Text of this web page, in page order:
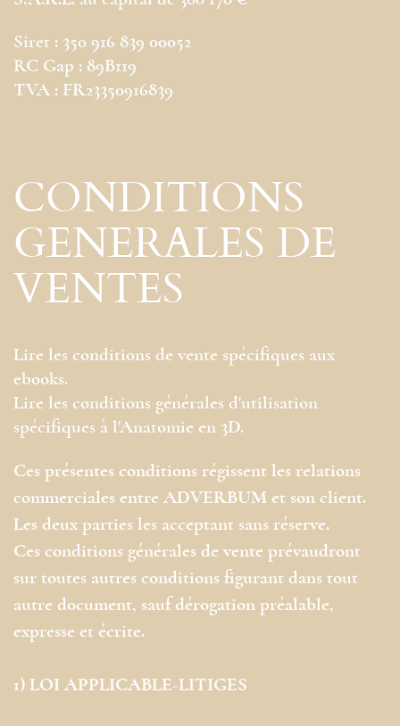
Siret : 350 916 839 00052
RC Gap : 89B119
TVA : FR23350916839
CONDITIONS
GENERALES DE
VENTES
Lire les conditions de vente spécifiques aux
ebooks.
Lire les conditions générales d'utilisation
spécifiques à l'Anatomie en 3D.
Ces présentes conditions régissent les relations
commerciales entre ADVERBUM et son client.
Les deux parties les acceptant sans réserve.
Ces conditions générales de vente prévaudront
sur toutes autres conditions figurant dans tout
autre document, sauf dérogation préalable,
expresse et écrite.
1) LOI APPLICABLE-LITIGES